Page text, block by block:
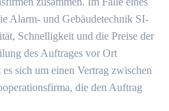
Alarm- und Gebäudetechnik SI-
Schnelligkeit und die Preise der
des Auftrages vor Ort
sich um einen Vertrag zwischen
die den Auftrag